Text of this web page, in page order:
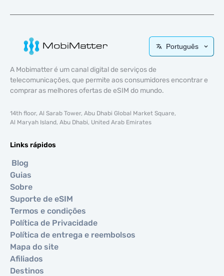
Português
A Mobimatter é um canal digital de serviços de
telecomunicações, que permite aos consumidores encontrar e
comprar as melhores ofertas de eSIM do mundo.
14th floor, Al Sarab Tower, Abu Dhabi Global Market Square,
Al Maryah Island, Abu Dhabi, United Arab Emirates
Links rápidos
Blog
Guias
Sobre
Suporte de eSIM
Termos e condições
Política de Privacidade
Política de entrega e reembolsos
Mapa do site
Afiliados
Destinos